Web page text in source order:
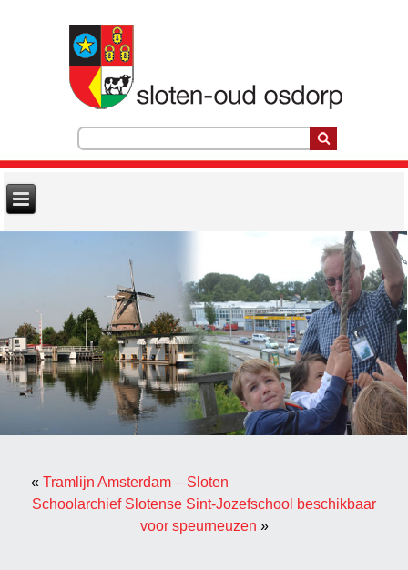
«Tramlijn Amsterdam – Sloten
Schoolarchief Slotense Sint-Jozefschool beschikbaar
voor speurneuzen »